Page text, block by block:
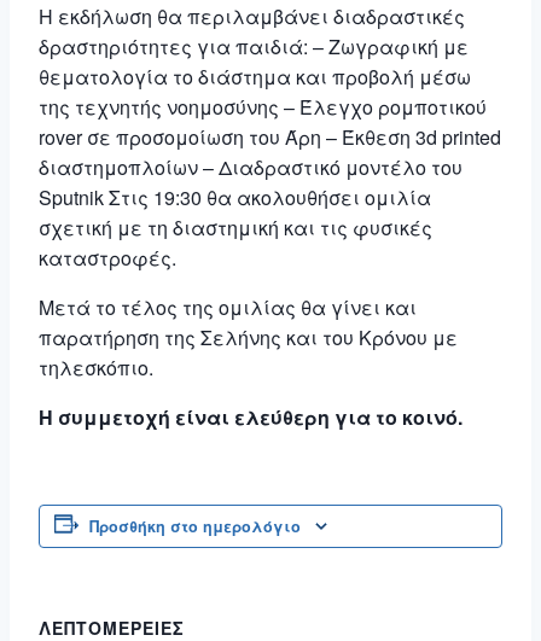
Η εκδήλωση θα περιλαμβάνει διαδραστικές
δραστηριότητες για παιδιά: – Zωγραφική με
θεματολογία το διάστημα και προβολή μέσω
της τεχνητής νοημοσύνης – Έλεγχο ρομποτικού
rover σε προσομοίωση του Άρη – Έκθεση 3d printed
διαστημοπλοίων – Διαδραστικό μοντέλο του
Sputnik Στις 19:30 θα ακολουθήσει ομιλία
σχετική με τη διαστημική και τις φυσικές
καταστροφές.
Μετά το τέλος της ομιλίας θα γίνει και
παρατήρηση της Σελήνης και του Κρόνου με
τηλεσκόπιο.
Η συμμετοχή είναι ελεύθερη για το κοινό.
Προσθήκη στο ημερολόγιο
ΛΕΠΤΟΜΈΡΕΙΕΣ